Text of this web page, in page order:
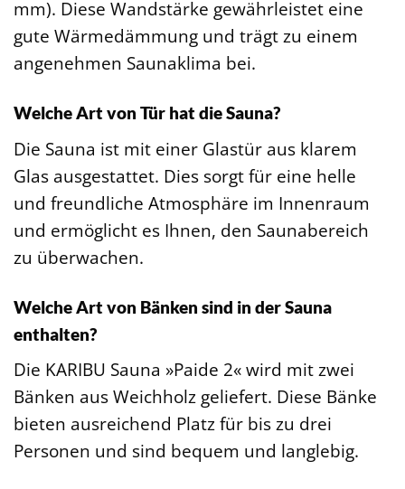
mm). Diese Wandstärke gewährleistet eine
gute Wärmedämmung und trägt zu einem
angenehmen Saunaklima bei.
Welche Art von Tür hat die Sauna?
Die Sauna ist mit einer Glastür aus klarem
Glas ausgestattet. Dies sorgt für eine helle
und freundliche Atmosphäre im Innenraum
und ermöglicht es Ihnen, den Saunabereich
zu überwachen.
Welche Art von Bänken sind in der Sauna
enthalten?
Die KARIBU Sauna »Paide 2« wird mit zwei
Bänken aus Weichholz geliefert. Diese Bänke
bieten ausreichend Platz für bis zu drei
Personen und sind bequem und langlebig.